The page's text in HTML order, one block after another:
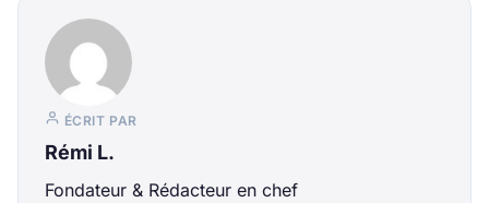
ÉCRIT PAR
Rémi L.
Fondateur & Rédacteur en chef